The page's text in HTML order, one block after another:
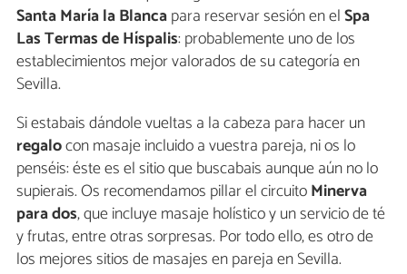
Santa María la Blancapara reservar sesión en elSpa
Las Termas de Híspalis: probablemente uno de los
establecimientos mejor valorados de su categoría en
Sevilla.
Si estabais dándole vueltas a la cabeza para hacer un
regalocon masaje incluido a vuestra pareja, ni os lo
penséis: éste es el sitio que buscabais aunque aún no lo
supierais. Os recomendamos pillar el circuitoMinerva
para dos, que incluye masaje holístico y un servicio de té
y frutas, entre otras sorpresas. Por todo ello, es otro de
los mejores sitios de masajes en pareja en Sevilla.